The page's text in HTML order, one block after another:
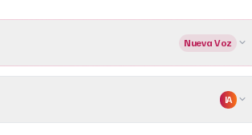
Nueva Voz
IA